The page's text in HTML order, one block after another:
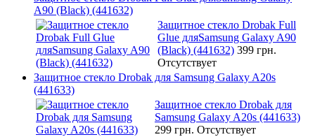
A90 (Black) (441632)
Защитное стекло Drobak Full
Glue дляSamsung Galaxy A90
(Black) (441632) 399 грн.
Отсутствует
Защитное стекло Drobak для Samsung Galaxy A20s
(441633)
Защитное стекло Drobak для
Samsung Galaxy A20s (441633)
299 грн. Отсутствует